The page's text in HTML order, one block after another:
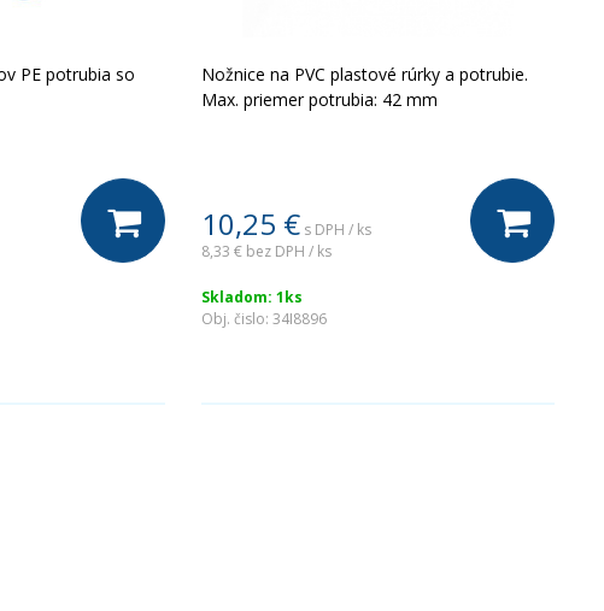
PE potrubia so
Nožnice na PVC plastové rúrky a potrubie.
Max. priemer potrubia: 42 mm
10,25 € s DPH / ks
8,33 € bez DPH / ks
Skladom: 1ks
Obj. čislo: 34I8896